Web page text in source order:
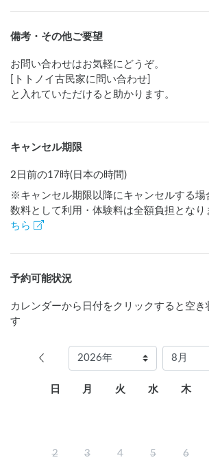
備考・その他ご要望
お問い合わせはお気軽にどうぞ。
[トトノイ古民家に問い合わせ]
と入れていただけると助かります。
キャンセル期限
2日前の17時(日本の時間)
※キャンセル期限以降にキャンセルする場
数料として利用・体験料は全額負担となり
ちら
予約可能状況
カレンダーから日付をクリックすると空き
す
日 月 火 水 木
2 3 4 5 6